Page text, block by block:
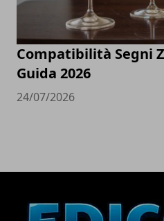
Compatibilità Segni
Guida 2026
24/07/2026